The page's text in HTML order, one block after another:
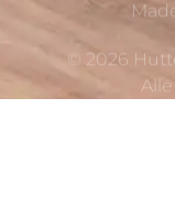
© 2026